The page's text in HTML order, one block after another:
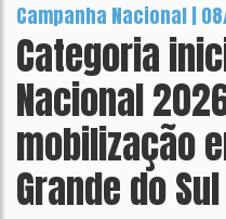
Campanha Nacional |
Categoria
Nacional
mobilização
Grande do Sul